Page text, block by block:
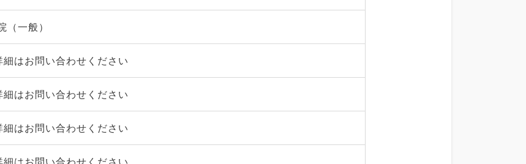
（一般）
細はお問い合わせください
細はお問い合わせください
細はお問い合わせください
細はお問い合わせください